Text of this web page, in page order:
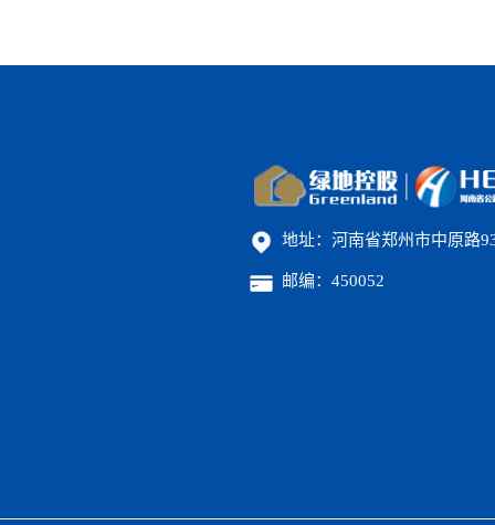
地址：河南省郑州市中原路
邮编：450052